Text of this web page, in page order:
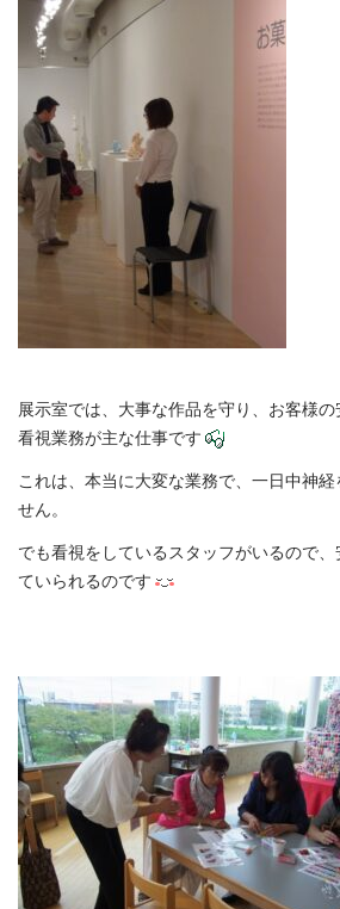
展示室では、大事な作品を守り、お客様
看視業務が主な仕事です
これは、本当に大変な業務で、一日中神
せん。
でも看視をしているスタッフがいるので
ていられるのです